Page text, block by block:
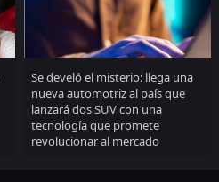
Se develó el misterio: llega una
nueva automotriz al país que
lanzará dos SUV con una
tecnología que promete
revolucionar al mercado